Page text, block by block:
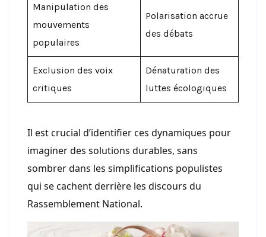
Manipulation des
mouvements
populaires
Polarisation accrue
des débats
Exclusion des voix
critiques
Dénaturation des
luttes écologiques
Il est crucial d’identifier ces dynamiques pour
imaginer des solutions durables, sans
sombrer dans les simplifications populistes
qui se cachent derrière les discours du
Rassemblement National.